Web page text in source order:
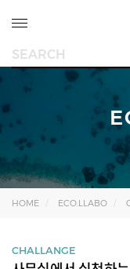
HOME ECO.LLABO
CHALLANGE